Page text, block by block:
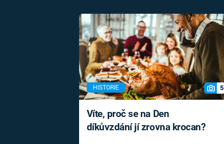
HISTORIE 5
Víte, proč se na Den
díkůvzdání jí zrovna krocan?